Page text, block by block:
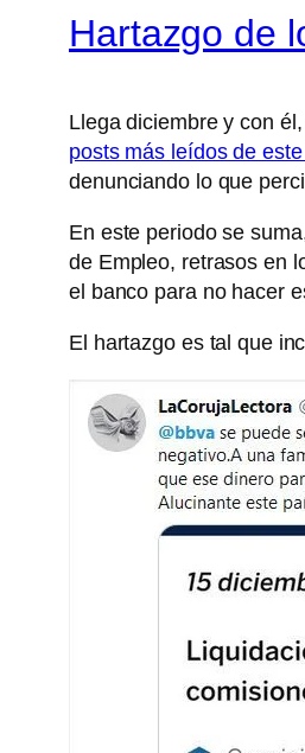
Hartazgo de
Llega diciembre y con
posts más leídos de
denunciando lo que
En este periodo se
de Empleo, retrasos en
el banco para no hacer
El hartazgo es tal que